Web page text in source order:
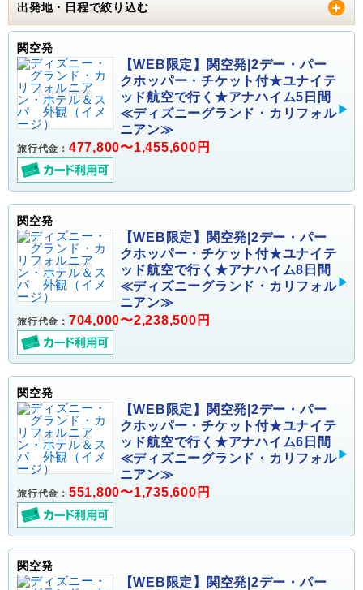
出発地・日程で絞り込む
関空発
【WEB限定】関空発|2デー・パー
クホッパー・チケット付★ユナイテ
ッド航空で行く★アナハイム5日間
≪ディズニーグランド・カリフォル
ニアン≫
旅行代金： 477,800〜1,455,600円
関空発
【WEB限定】関空発|2デー・パー
クホッパー・チケット付★ユナイテ
ッド航空で行く★アナハイム8日間
≪ディズニーグランド・カリフォル
ニアン≫
旅行代金： 704,000〜2,238,500円
関空発
【WEB限定】関空発|2デー・パー
クホッパー・チケット付★ユナイテ
ッド航空で行く★アナハイム6日間
≪ディズニーグランド・カリフォル
ニアン≫
旅行代金： 551,800〜1,735,600円
関空発
【WEB限定】関空発|2デー・パー